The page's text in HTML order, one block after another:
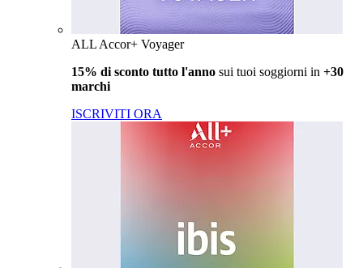
ALL Accor+ Voyager
15% di sconto tutto l'anno sui tuoi soggiorni in +30
marchi
ISCRIVITI ORA